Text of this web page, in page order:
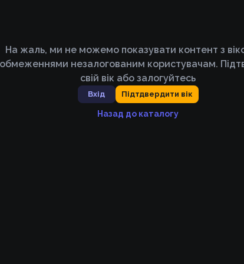
На жаль, ми не можемо показувати контент з
обмеженнями незалогованим користувачам.
свій вік або залогуйтесь
Вхід Підтдвердити вік
Назад до каталогу